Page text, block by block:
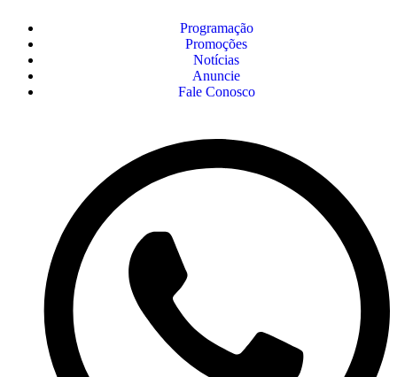
Programação
Promoções
Notícias
Anuncie
Fale Conosco